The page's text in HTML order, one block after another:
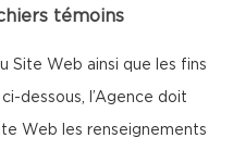
témoins
Site Web ainsi que les fins
dessous, l’Agence doit
Web les renseignements